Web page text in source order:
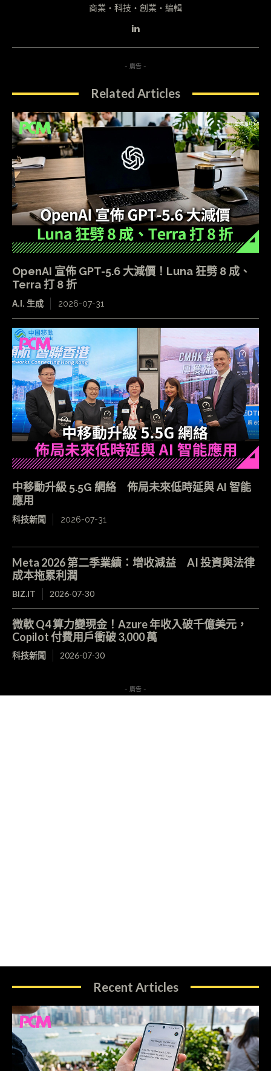
商業・科技・創業・編輯
- 廣告 -
Related Articles
OpenAI 宣佈 GPT-5.6 大減價！Luna 狂劈 8 成、
Terra 打 8 折
A.I. 生成 2026-07-31
中移動升級 5.5G 網絡 佈局未來低時延與 AI 智能
應用
科技新聞 2026-07-31
Meta 2026 第二季業績：增收減益 AI 投資與法律
成本拖累利潤
BIZ.IT 2026-07-30
微軟 Q4 算力變現金！Azure 年收入破千億美元，
Copilot 付費用戶衝破 3,000 萬
科技新聞 2026-07-30
- 廣告 -
Recent Articles